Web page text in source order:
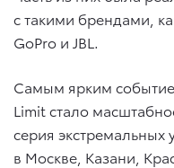
с такими брендами,
GoPro и JBL.
Самым ярким
Limit стало
серия
в Москве, Казани,